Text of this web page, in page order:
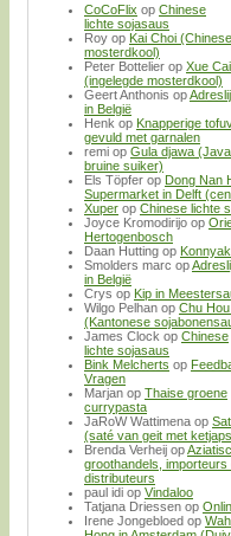
CoCoFlix op Chinese
lichte sojasaus
Roy op Kai Choi (Chinese
mosterdkool)
Peter Bottelier op Xue Cai
(ingelegde mosterdkool)
Geert Anthonis op
in België
Henk op Knapperige
gevuld met garnalen
remi op Gula djawa
bruine suiker)
Els Töpfer op Dong Nan
Supermarket in Delft
Xuper op Chinese lichte
Joyce Kromodirijo op
Hertogenbosch
Daan Hutting op
Smolders marc op
in België
Crys op Kip in
Wilgo Pelhan op Chu
(Kantonese
James Clock op Chinese
lichte sojasaus
Bink Melcherts op
Vragen
Marjan op Thaise groene
currypasta
JaRoW Wattimena op
(saté van geit met
Brenda Verheij op
groothandels, importeurs
distributeurs
paul idi op Vindaloo
Tatjana Driessen op
Irene Jongebloed op